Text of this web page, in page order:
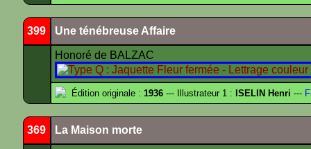
399 Une ténébreuse Affaire
Honoré de BALZAC
Édition originale : 1936 --- Illustrateur 1 : ISELIN Henri ---
369 La Maison morte